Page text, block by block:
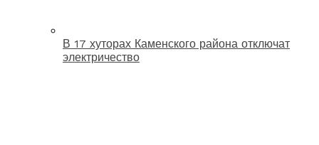
В 17 хуторах Каменского района отключат
электричество